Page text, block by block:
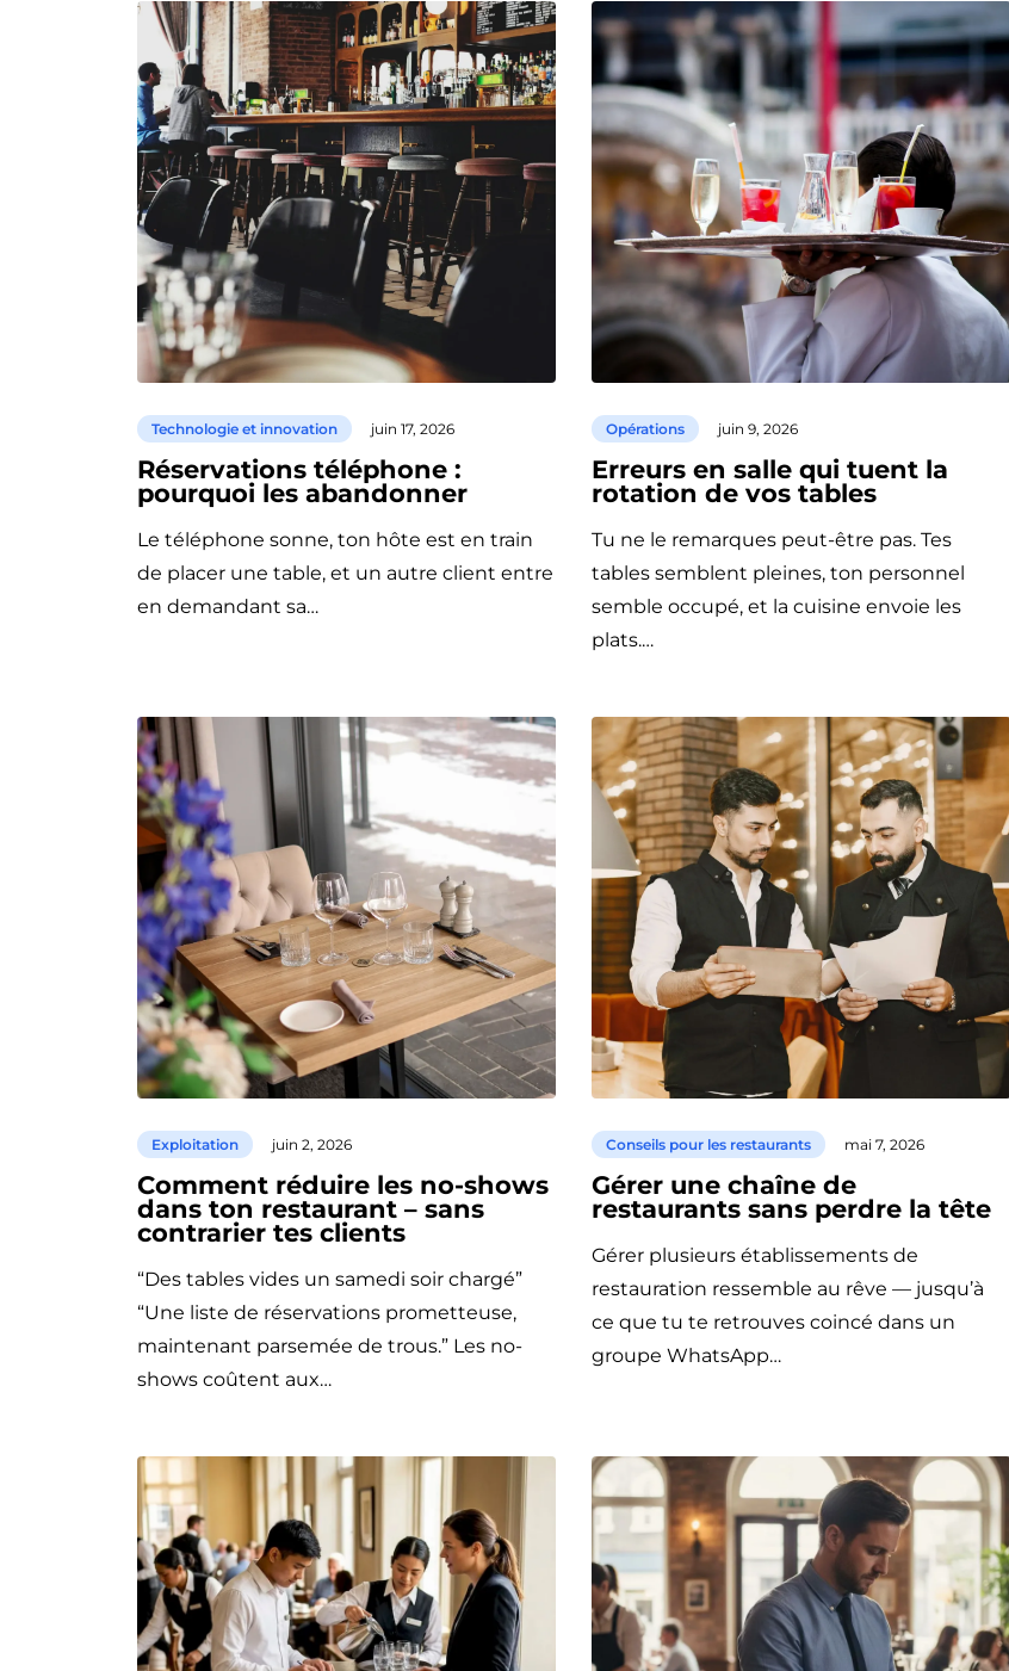
Technologie et innovation juin 17, 2026
Réservations téléphone :
pourquoi les abandonner
Le téléphone sonne, ton hôte est en train
de placer une table, et un autre client entre
en demandant sa…
Opérations juin 9, 2026
Erreurs en salle qui tuent la
rotation de vos tables
Tu ne le remarques peut-être pas. Tes
tables semblent pleines, ton personnel
semble occupé, et la cuisine envoie les
plats.…
Exploitation juin 2, 2026
Comment réduire les no-shows
dans ton restaurant – sans
contrarier tes clients
“Des tables vides un samedi soir chargé”
“Une liste de réservations prometteuse,
maintenant parsemée de trous.” Les no-
shows coûtent aux…
Conseils pour les restaurants mai 7, 2026
Gérer une chaîne de
restaurants sans perdre la tête
Gérer plusieurs établissements de
restauration ressemble au rêve — jusqu’à
ce que tu te retrouves coincé dans un
groupe WhatsApp…